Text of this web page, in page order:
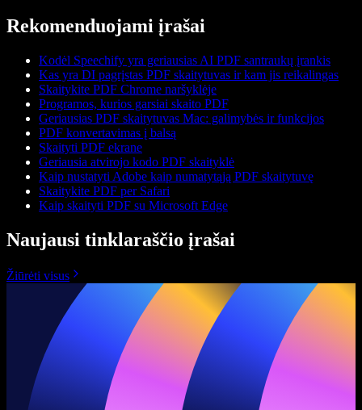
Rekomenduojami įrašai
Kodėl Speechify yra geriausias AI PDF santraukų įrankis
Kas yra DI pagrįstas PDF skaitytuvas ir kam jis reikalingas
Skaitykite PDF Chrome naršyklėje
Programos, kurios garsiai skaito PDF
Geriausias PDF skaitytuvas Mac: galimybės ir funkcijos
PDF konvertavimas į balsą
Skaityti PDF ekrane
Geriausia atvirojo kodo PDF skaityklė
Kaip nustatyti Adobe kaip numatytąją PDF skaitytuvę
Skaitykite PDF per Safari
Kaip skaityti PDF su Microsoft Edge
Naujausi tinklaraščio įrašai
Žiūrėti visus